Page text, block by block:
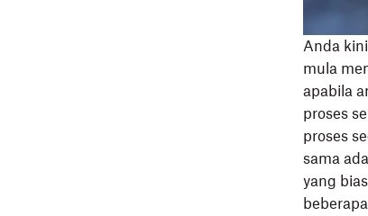
Anda
mula
apabila
proses
proses
sama
yang